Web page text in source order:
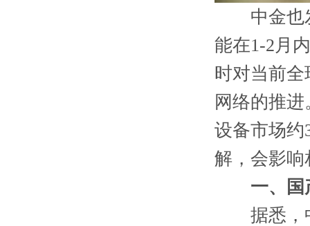
中金也发
能在1-2月
时对当前
网络的推
设备市场约
解，会影
一、国
据悉，中